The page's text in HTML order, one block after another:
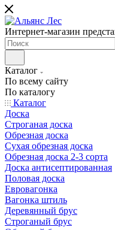
Интернет-магазин
Каталог
По всему сайту
По каталогу
Каталог
Доска
Строганая доска
Обрезная доска
Сухая обрезная доска
Обрезная доска 2-3 сорта
Доска антисептированная
Половая доска
Евровагонка
Вагонка штиль
Деревянный брус
Строганый брус